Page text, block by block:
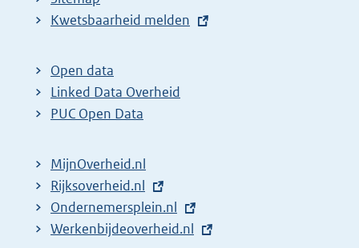
E
t
e
r
l
i
n
k
Kwetsbaarheid melden
Open data
Linked Data Overheid
PUC Open Data
MijnOverheid.nl
E
x
t
Rijksoverheid.nl
E
x
Ondernemersplein.nl
E
Werkenbijdeoverheid.nl